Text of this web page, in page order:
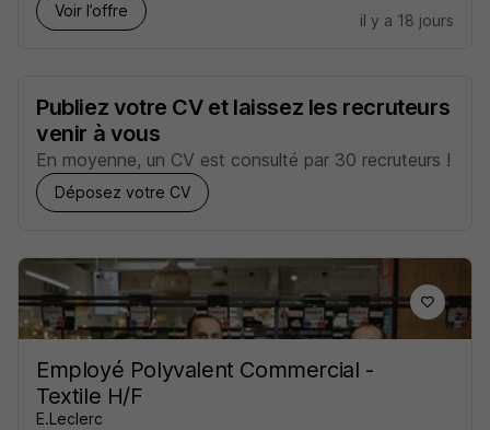
Voir l’offre
il y a 18 jours
Publiez votre CV et laissez les recruteurs
venir à vous
En moyenne, un CV est consulté par 30 recruteurs !
Déposez votre CV
Employé Polyvalent Commercial -
Textile H/F
E.Leclerc